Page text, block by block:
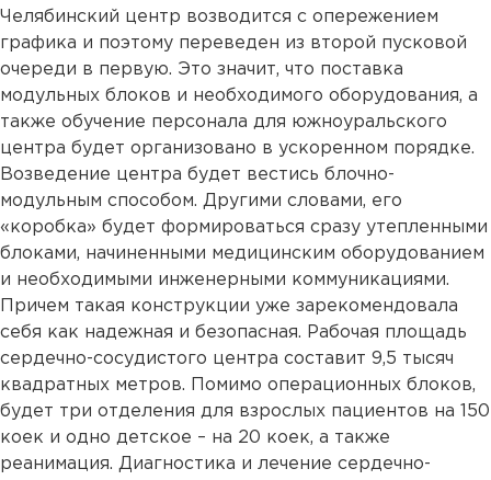
Челябинский центр возводится с опережением
графика и поэтому переведен из второй пусковой
очереди в первую. Это значит, что поставка
модульных блоков и необходимого оборудования, а
также обучение персонала для южноуральского
центра будет организовано в ускоренном порядке.
Возведение центра будет вестись блочно-
модульным способом. Другими словами, его
«коробка» будет формироваться сразу утепленными
блоками, начиненными медицинским оборудованием
и необходимыми инженерными коммуникациями.
Причем такая конструкции уже зарекомендовала
себя как надежная и безопасная. Рабочая площадь
сердечно-сосудистого центра составит 9,5 тысяч
квадратных метров. Помимо операционных блоков,
будет три отделения для взрослых пациентов на 150
коек и одно детское – на 20 коек, а также
реанимация. Диагностика и лечение сердечно-